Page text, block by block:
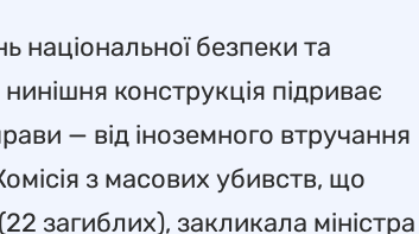
національної безпеки та
конструкція підриває
— від іноземного втручання
з масових убивств, що
загиблих), закликала міністра